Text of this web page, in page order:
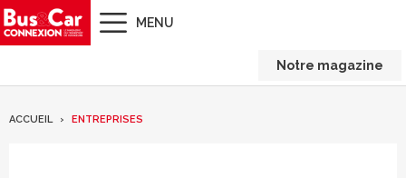
MENU
Notre magazine
ACCUEIL ENTREPRISES